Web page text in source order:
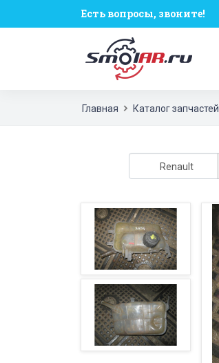
Есть вопросы, звоните!
Главная Каталог запчастей
Renault